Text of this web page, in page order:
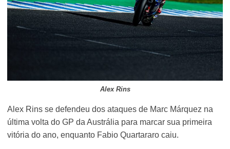
Alex Rins
Alex Rins se defendeu dos ataques de Marc Márquez na
última volta do GP da Austrália para marcar sua primeira
vitória do ano, enquanto Fabio Quartararo caiu.